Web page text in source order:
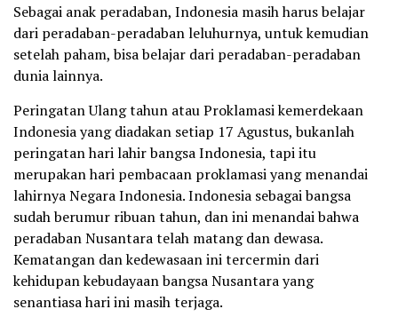
Sebagai anak peradaban, Indonesia masih harus belajar
dari peradaban-peradaban leluhurnya, untuk kemudian
setelah paham, bisa belajar dari peradaban-peradaban
dunia lainnya.
Peringatan Ulang tahun atau Proklamasi kemerdekaan
Indonesia yang diadakan setiap 17 Agustus, bukanlah
peringatan hari lahir bangsa Indonesia, tapi itu
merupakan hari pembacaan proklamasi yang menandai
lahirnya Negara Indonesia. Indonesia sebagai bangsa
sudah berumur ribuan tahun, dan ini menandai bahwa
peradaban Nusantara telah matang dan dewasa.
Kematangan dan kedewasaan ini tercermin dari
kehidupan kebudayaan bangsa Nusantara yang
senantiasa hari ini masih terjaga.